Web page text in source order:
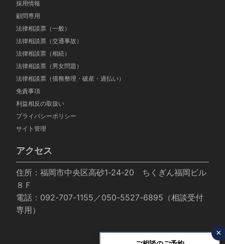
採用情報
顧問専用
法律相談票（一般）
法律相談票（交通事故）
法律相談票（相続）
法律相談票（男女問題）
法律相談票（債務整理・破産・過払い）
免責事項
利益相反の取扱い
プライバシーポリシー
サイト管理
アクセス
住所：福岡市中央区高砂1-24-20 ちくぎん福岡ビル
８Ｆ
電話：092-707-1155／050-5527-6895（相談受付
専用）
×